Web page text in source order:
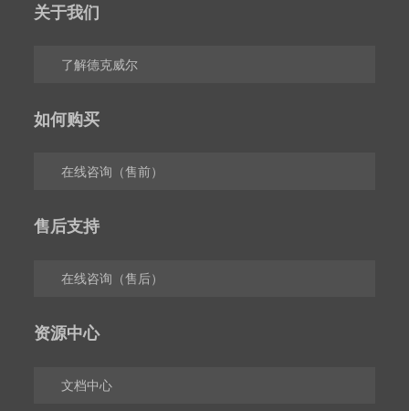
关于我们
了解德克威尔
如何购买
在线咨询（售前）
售后支持
在线咨询（售后）
资源中心
文档中心